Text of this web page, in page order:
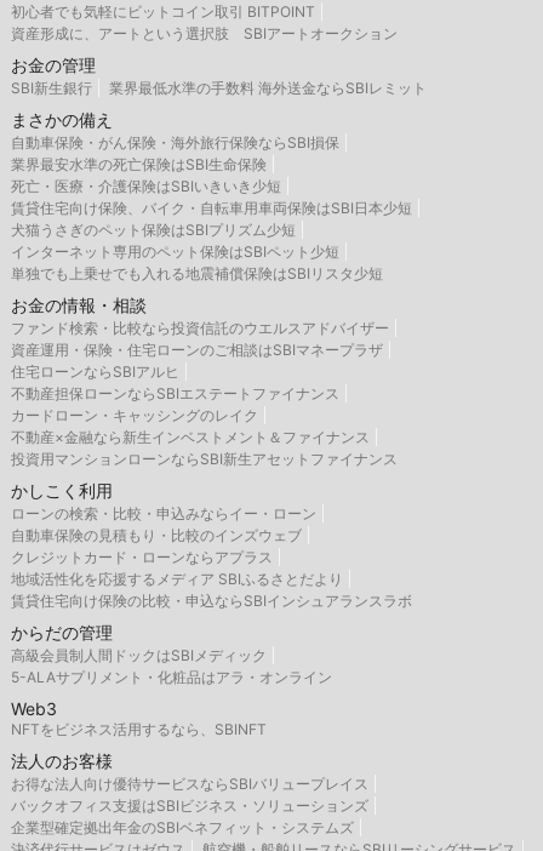
初心者でも気軽にビットコイン取引 BITPOINT
資産形成に、アートという選択肢 SBIアートオークション
お金の管理
SBI新生銀行 業界最低水準の手数料 海外送金ならSBIレミット
まさかの備え
自動車保険・がん保険・海外旅行保険ならSBI損保
業界最安水準の死亡保険はSBI生命保険
死亡・医療・介護保険はSBIいきいき少短
賃貸住宅向け保険、バイク・自転車用車両保険はSBI日本少短
犬猫うさぎのペット保険はSBIプリズム少短
インターネット専用のペット保険はSBIペット少短
単独でも上乗せでも入れる地震補償保険はSBIリスタ少短
お金の情報・相談
ファンド検索・比較なら投資信託のウエルスアドバイザー
資産運用・保険・住宅ローンのご相談はSBIマネープラザ
住宅ローンならSBIアルヒ
不動産担保ローンならSBIエステートファイナンス
カードローン・キャッシングのレイク
不動産×金融なら新生インベストメント＆ファイナンス
投資用マンションローンならSBI新生アセットファイナンス
かしこく利用
ローンの検索・比較・申込みならイー・ローン
自動車保険の見積もり・比較のインズウェブ
クレジットカード・ローンならアプラス
地域活性化を応援するメディア SBIふるさとだより
賃貸住宅向け保険の比較・申込ならSBIインシュアランスラボ
からだの管理
高級会員制人間ドックはSBIメディック
5-ALAサプリメント・化粧品はアラ・オンライン
Web3
NFTをビジネス活用するなら、SBINFT
法人のお客様
お得な法人向け優待サービスならSBIバリュープレイス
バックオフィス支援はSBIビジネス・ソリューションズ
企業型確定拠出年金のSBIベネフィット・システムズ